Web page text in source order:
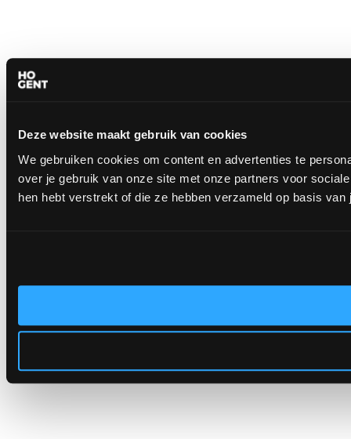
Deze website maakt gebruik van cookies
We gebruiken cookies om content en advertenties te
over je gebruik van onze site met onze partners voor
hen hebt verstrekt of die ze hebben verzameld op basis van